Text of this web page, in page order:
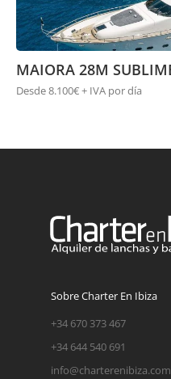
MAIORA 28M
Desde 8.100€ + IVA por día
Sobre Charter En Ibiza
+34 670 373 467
+34 644 540 691
info@charterenibiza.com